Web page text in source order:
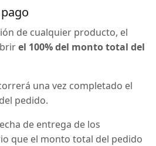
de cualquier producto, el
el 100% del monto total del
una vez completado el
pedido.
de entrega de los
que el monto total del pedido